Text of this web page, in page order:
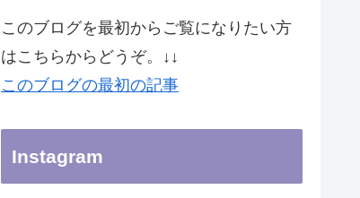
このブログを最初からご覧になりたい方
はこちらからどうぞ。↓↓
このブログの最初の記事
Instagram